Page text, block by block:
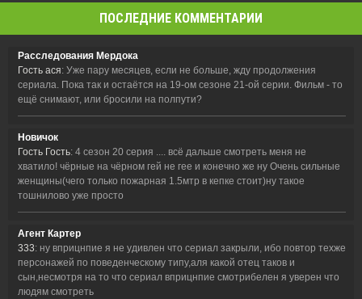
ПОСЛЕДНИЕ КОММЕНТАРИИ
Расследования Мердока
Гость ася: Уже пару месяцев, если не больше, жду продолжения
сериала. Пока так и остаётся на 19-ом сезоне 21-ой серии. Фильм - то
ещё снимают, или бросили на полпути?
Новичок
Гость Гость: 4 сезон 20 серия .... всё дальше смотреть меня не
хватило! чёрные на чёрном гей не гее и конечно же ну Очень сильные
женщины(чего только пожарная 1.5мтр в кепке стоит)ну такое
тошнилово уже просто
Агент Картер
333: ну вприцнпие я не удивлен что сериал закрыли, ибо повтор техже
персонажей по поведенческому типу,аля какой отец таков и
сын,несмотря на то что сериал вприцнпие смотрибелен я уверен что
людям смотреть